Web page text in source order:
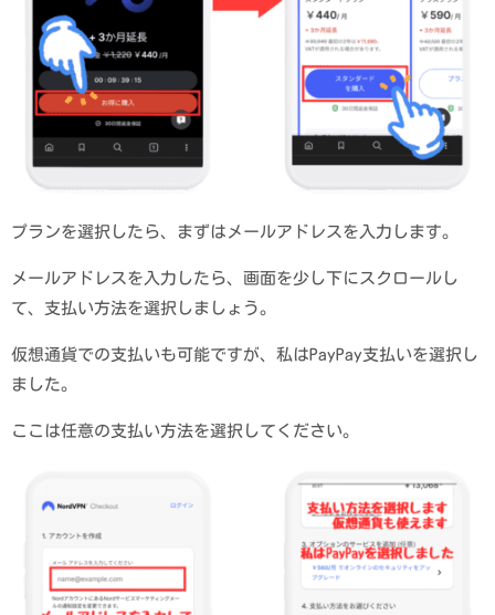
プランを選択したら、まずはメールアドレスを入力します。
メールアドレスを入力したら、画面を少し下にスクロールし
て、支払い方法を選択しましょう。
仮想通貨での支払いも可能ですが、私はPayPay支払いを選択し
ました。
ここは任意の支払い方法を選択してください。